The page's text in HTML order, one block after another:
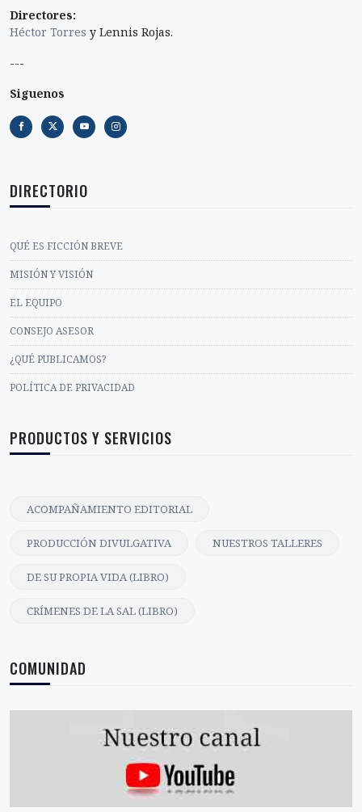
Directores:
Héctor Torres y Lennis Rojas.
---
Siguenos
DIRECTORIO
QUÉ ES FICCIÓN BREVE
MISIÓN Y VISIÓN
EL EQUIPO
CONSEJO ASESOR
¿QUÉ PUBLICAMOS?
POLÍTICA DE PRIVACIDAD
PRODUCTOS Y SERVICIOS
ACOMPAÑAMIENTO EDITORIAL
PRODUCCIÓN DIVULGATIVA NUESTROS TALLERES
DE SU PROPIA VIDA (LIBRO)
CRÍMENES DE LA SAL (LIBRO)
COMUNIDAD